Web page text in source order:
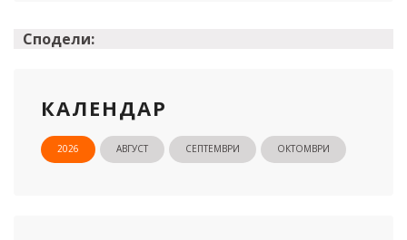
Сподели:
КАЛЕНДАР
2026 АВГУСТ СЕПТЕМВРИ ОКТОМВРИ